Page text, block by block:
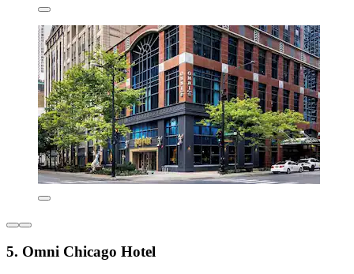
5. Omni Chicago Hotel